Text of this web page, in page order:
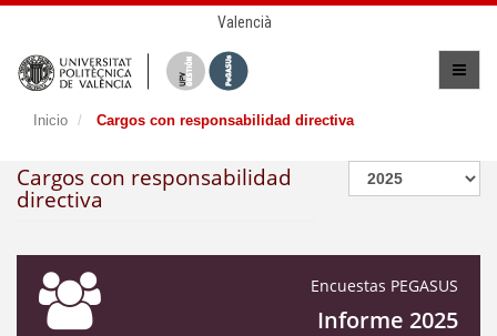
Valencià
Inicio Cargos con responsabilidad directiva
Cargos con responsabilidad
directiva
Encuestas PEGASUS
Informe 2025